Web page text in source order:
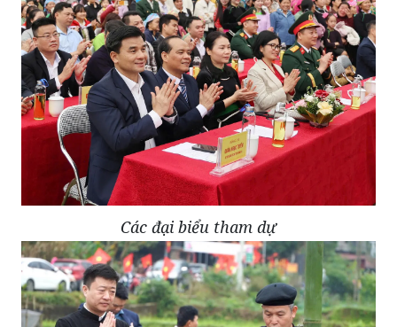
Các đại biểu tham dự